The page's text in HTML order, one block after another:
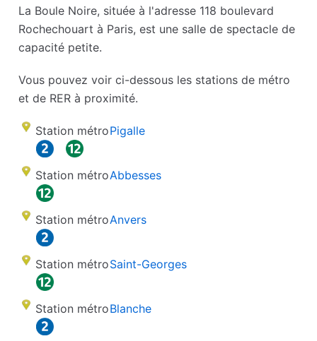
La Boule Noire, située à l'adresse 118 boulevard
Rochechouart à Paris, est une salle de spectacle de
capacité petite.
Vous pouvez voir ci-dessous les stations de métro
et de RER à proximité.
Station métroPigalle
Station métroAbbesses
Station métroAnvers
Station métroSaint-Georges
Station métroBlanche